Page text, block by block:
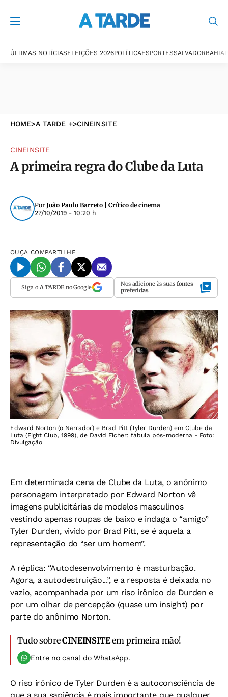
ÚLTIMAS NOTÍCIASELEIÇÕES 2026POLÍTICAESPORTESSALVADORBAHIA
HOME>A TARDE +>CINEINSITE
CINEINSITE
A primeira regra do Clube da Luta
Por João Paulo Barreto | Crítico de cinema
27/10/2019 - 10:20 h
OUÇA COMPARTILHE
Siga o A TARDEno Google Nos adicione às suas fontes
preferidas
Edward Norton (o Narrador) e Brad Pitt (Tyler Durden) em Clube da
Luta (Fight Club, 1999), de David Ficher: fábula pós-moderna - Foto:
Divulgação
Em determinada cena de Clube da Luta, o anônimo
personagem interpretado por Edward Norton vê
imagens publicitárias de modelos masculinos
vestindo apenas roupas de baixo e indaga o “amigo”
Tyler Durden, vivido por Brad Pitt, se é aquela a
representação do “ser um homem”.
A réplica: “Autodesenvolvimento é masturbação.
Agora, a autodestruição...”, e a resposta é deixada no
vazio, acompanhada por um riso irônico de Durden e
por um olhar de percepção (quase um insight) por
parte do anônimo Norton.
Tudo sobreCINEINSITEem primeira mão!
Entre no canal do WhatsApp.
O riso irônico de Tyler Durden é a autoconsciência de
que a sua sapiência é mais importante que qualquer